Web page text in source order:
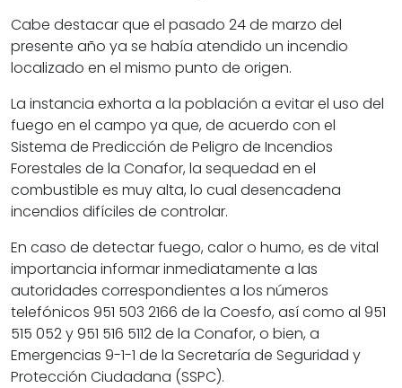
Cabe destacar que el pasado 24 de marzo del
presente año ya se había atendido un incendio
localizado en el mismo punto de origen.
La instancia exhorta a la población a evitar el uso del
fuego en el campo ya que, de acuerdo con el
Sistema de Predicción de Peligro de Incendios
Forestales de la Conafor, la sequedad en el
combustible es muy alta, lo cual desencadena
incendios difíciles de controlar.
En caso de detectar fuego, calor o humo, es de vital
importancia informar inmediatamente a las
autoridades correspondientes a los números
telefónicos 951 503 2166 de la Coesfo, así como al 951
515 052 y 951 516 5112 de la Conafor, o bien, a
Emergencias 9-1-1 de la Secretaría de Seguridad y
Protección Ciudadana (SSPC).